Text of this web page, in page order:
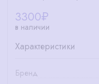
3300₽
в наличии
Характеристики
Бренд